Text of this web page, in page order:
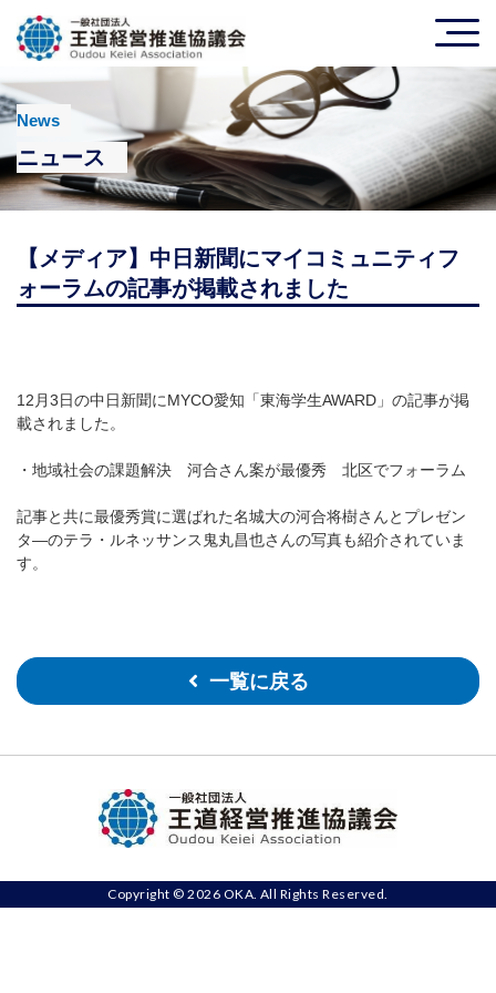
News
ニュース
【メディア】中日新聞にマイコミュニティフ
ォーラムの記事が掲載されました
12月3日の中日新聞にMYCO愛知「東海学生AWARD」の記事が掲
載されました。
・地域社会の課題解決 河合さん案が最優秀 北区でフォーラム
記事と共に最優秀賞に選ばれた名城大の河合将樹さんとプレゼン
タ―のテラ・ルネッサンス鬼丸昌也さんの写真も紹介されていま
す。
一覧に戻る
Copyright © 2026 OKA. All Rights Reserved.